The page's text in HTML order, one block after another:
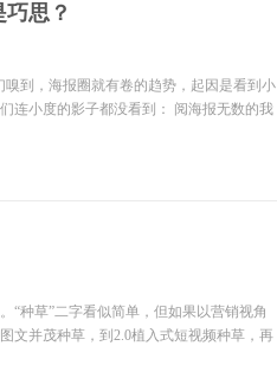
思？
到，海报圈就有卷的趋势，起因是看到小
连小度的影子都没看到： 阅海报无数的我
“种草”二字看似简单，但如果以营销视角
文并茂种草，到2.0植入式短视频种草，再